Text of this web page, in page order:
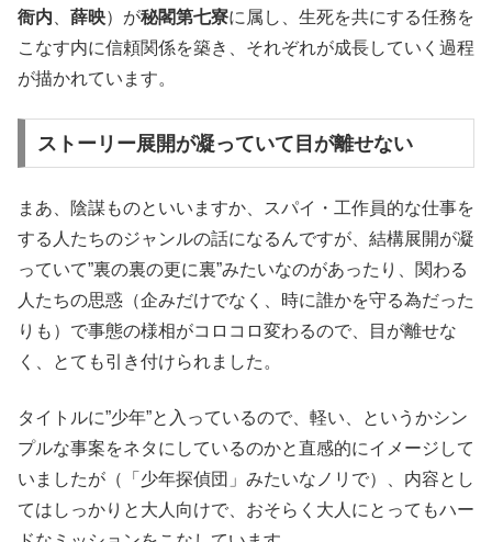
衙内 薛映）が秘閣第七寮に属し、生死を共にする任務を
こなす内に信頼関係を築き、それぞれが成長していく過程
が描かれています。
ストーリー展開が凝っていて目が離せない
まあ、陰謀ものといいますか、スパイ・工作員的な仕事を
する人たちのジャンルの話になるんですが、結構展開が凝
っていて”裏の裏の更に裏”みたいなのがあったり、関わる
人たちの思惑（企みだけでなく、時に誰かを守る為だった
りも）で事態の様相がコロコロ変わるので、目が離せな
く、とても引き付けられました。
タイトルに”少年”と入っているので、軽い、というかシン
プルな事案をネタにしているのかと直感的にイメージして
いましたが（「少年探偵団」みたいなノリで）、内容とし
てはしっかりと大人向けで、おそらく大人にとってもハー